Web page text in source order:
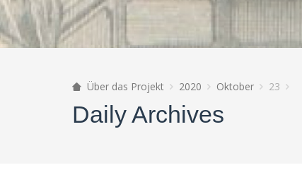
Über das Projekt 2020 Oktober 23
Daily Archives